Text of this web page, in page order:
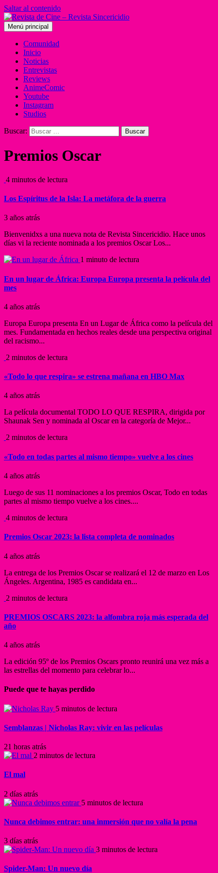
Saltar al contenido
Menú principal
Comunidad
Inicio
Noticias
Entrevistas
Reviews
AnimeComic
Youtube
Instagram
Studios
Buscar:
Premios Oscar
4 minutos de lectura
Los Espíritus de la Isla: La metáfora de la guerra
3 años atrás
Bienvenidxs a una nueva nota de Revista Sincericidio. Hace unos
días vi la reciente nominada a los premios Oscar Los...
1 minuto de lectura
En un lugar de África: Europa Europa presenta la película del
mes
4 años atrás
Europa Europa presenta En un Lugar de África como la película del
mes. Fundamentada en hechos reales desde una perspectiva original
del racismo...
2 minutos de lectura
«Todo lo que respira» se estrena mañana en HBO Max
4 años atrás
La película documental TODO LO QUE RESPIRA, dirigida por
Shaunak Sen y nominada al Oscar en la categoría de Mejor...
2 minutos de lectura
«Todo en todas partes al mismo tiempo» vuelve a los cines
4 años atrás
Luego de sus 11 nominaciones a los premios Oscar, Todo en todas
partes al mismo tiempo vuelve a los cines....
4 minutos de lectura
Premios Oscar 2023: la lista completa de nominados
4 años atrás
La entrega de los Premios Oscar se realizará el 12 de marzo en Los
Ángeles. Argentina, 1985 es candidata en...
2 minutos de lectura
PREMIOS OSCARS 2023: la alfombra roja más esperada del
año
4 años atrás
La edición 95º de los Premios Oscars pronto reunirá una vez más a
las estrellas del momento para celebrar lo...
Puede que te hayas perdido
5 minutos de lectura
Semblanzas | Nicholas Ray: vivir en las películas
21 horas atrás
2 minutos de lectura
El mal
2 días atrás
5 minutos de lectura
Nunca debimos entrar: una inmersión que no valía la pena
3 días atrás
3 minutos de lectura
Spider-Man: Un nuevo día